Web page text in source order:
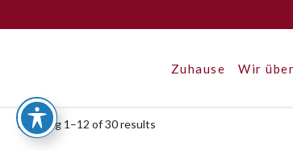
Zuhause Wir
Showing 1–12 of 30 results